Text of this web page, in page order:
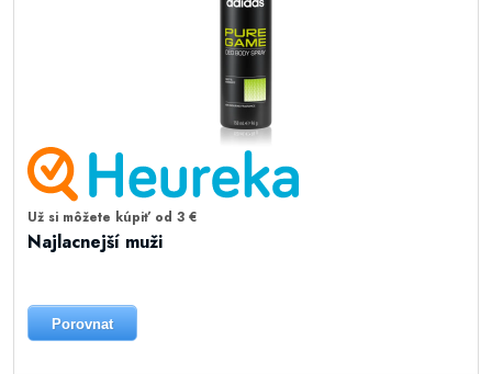
Už si môžete kúpiť od 3 €
Najlacnejší muži
Porovnat